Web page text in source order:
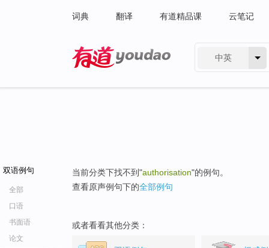
词典 翻译 有道精品课 云笔记
中英
双语例句
全部
口语
书面语
论文
当前分类下找不到"authorisation"的例句。
查看原声例句下的全部例句
或者看看其他分类：